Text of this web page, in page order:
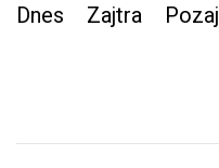
Dnes Zajtra